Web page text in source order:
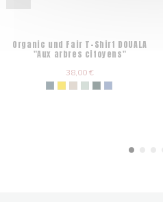
Organic und Fair T-Shirt DOUALA
"Aux arbres citoyens"
38,00 €